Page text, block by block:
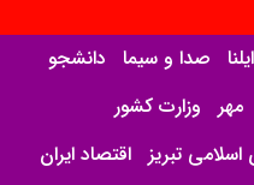
ایلنا صدا و سیما دانشجو
مهر
وزارت کشور
اسلامی تبریز
اقتصاد ایران